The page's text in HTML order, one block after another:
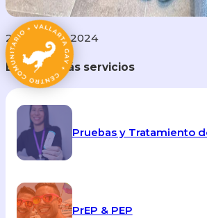
24 Febrero 2024
Explorar más servicios
Pruebas y Tratamiento
PrEP & PEP